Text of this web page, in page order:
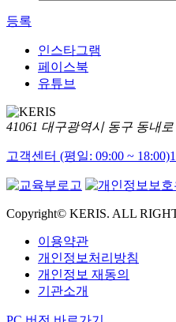
등록
인스타그램
페이스북
유튜브
41061 대구광역시 동구 동내
고객센터 (평일: 09:00 ~ 18:00)
Copyright© KERIS. ALL
이용약관
개인정보처리방침
개인정보 재동의
기관소개